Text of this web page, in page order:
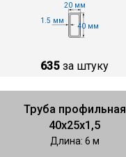
1.5 мм
40 мм
20 мм
635 за штуку
Труба профильная
40х25х1,5
Длина: 6 м